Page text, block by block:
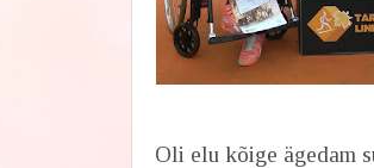
Oli elu kõige ägedam